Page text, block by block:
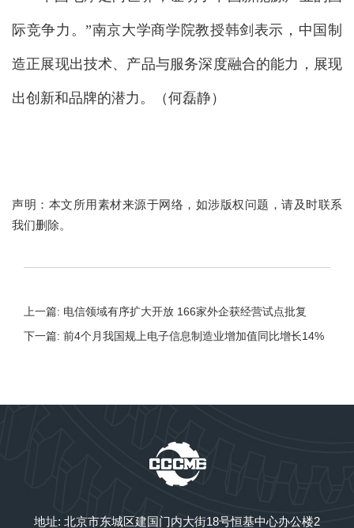
际竞争力。”南京大学商学院教授韩剑表示，中国制
造正展现出技术、产品与服务深度融合的能力，展现
出创新和品牌的潜力。 （何磊静）
声明：本文所用素材来源于网络，如涉版权问题，请及时联系
我们删除。
上一篇: 电信领域有序扩大开放 166家外企获经营试点批复
下一篇: 前4个月我国规上电子信息制造业增加值同比增长14%
地址: 北京市东城区建国门内大街18号恒基中心办公楼2